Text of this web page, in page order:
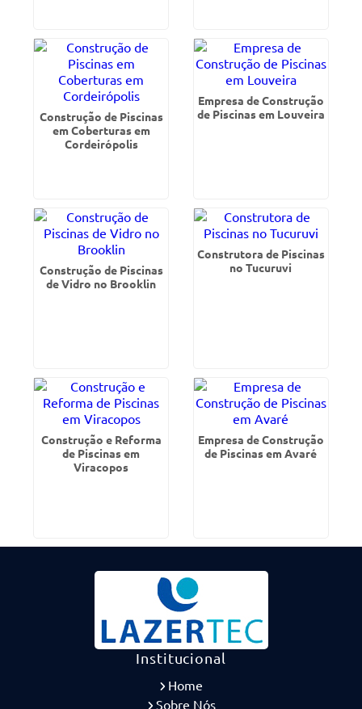
Construção de Piscinas
em Coberturas em
Cordeirópolis
Empresa de Construção
de Piscinas em Louveira
Construção de Piscinas
de Vidro no Brooklin
Construtora de Piscinas
no Tucuruvi
Construção e Reforma
de Piscinas em
Viracopos
Empresa de Construção
de Piscinas em Avaré
Institucional
Home
Sobre Nós